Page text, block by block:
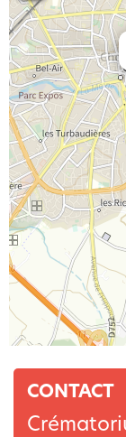
CONTACT